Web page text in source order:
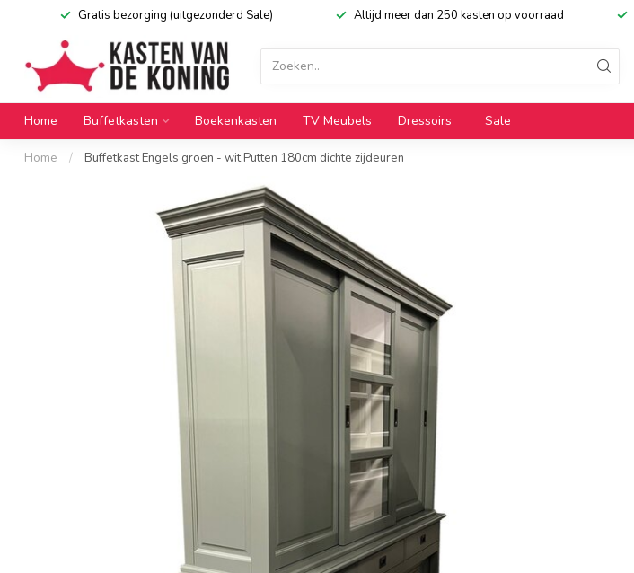
Gratis bezorging (uitgezonderd Sale) Altijd meer dan 250 kasten op voorraad
Home Buffetkasten Boekenkasten TV Meubels Dressoirs Sale
Home / Buffetkast Engels groen - wit Putten 180cm dichte zijdeuren